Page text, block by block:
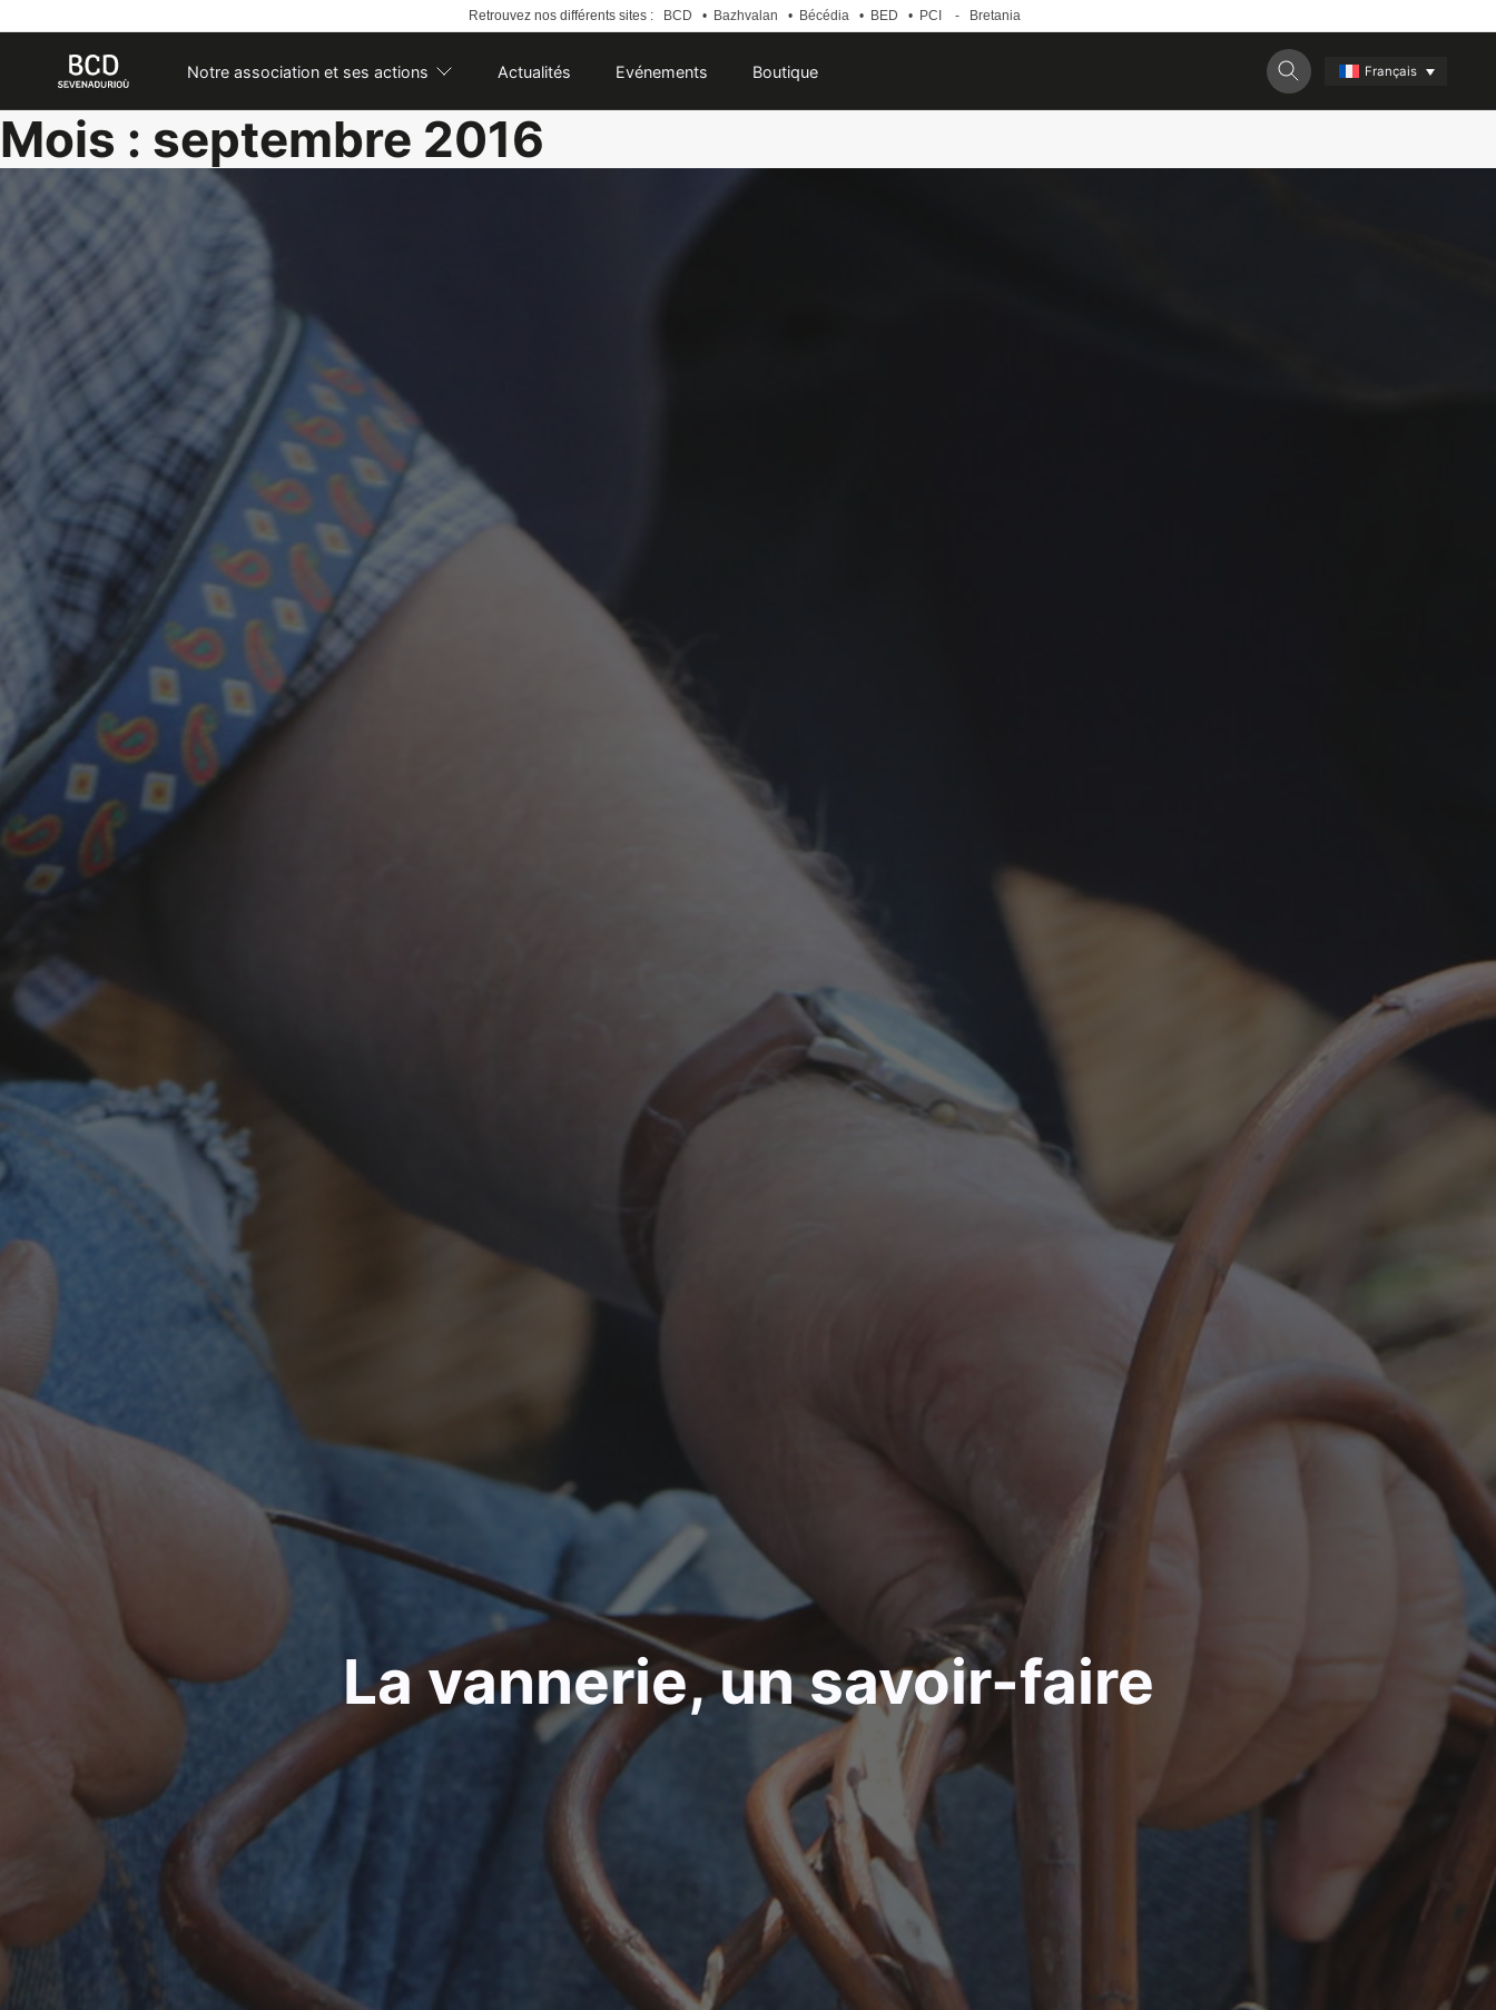
Retrouvez nos différents sites : BCD • Bazhvalan • Bécédia • BED • PCI - Bretania
Notre association et ses actions Actualités Evénements Boutique Français
Skip
to
content
Mois : septembre 2016
La vannerie, un savoir-faire